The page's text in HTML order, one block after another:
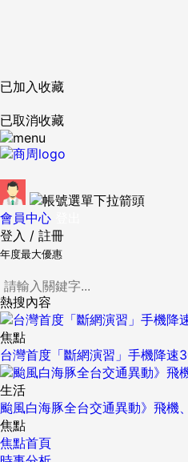
已加入收藏
已取消收藏
會員中心
登入 / 註冊
年度最大優惠
熱搜內容
焦點
台灣首度「斷網演習」手機降速
生活
颱風白海豚全台交通異動》飛機
焦點
焦點首頁